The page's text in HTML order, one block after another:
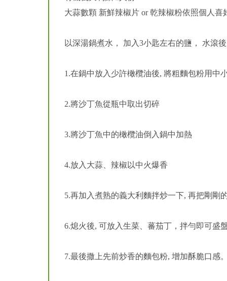
大蒜數顆 新鮮辣椒片 or 乾辣椒粉依照個人
以深湯鍋煮水， 加入3小匙左右的鹽， 水滾
1.在鍋中放入少許橄欖油後, 將粗麵包粉用中
2.將沙丁魚從瓶中取出切碎
3.將沙丁魚中的橄欖油倒入鍋中加熱
4.放入大蒜、辣椒以中火爆香
5.再加入煮熟的義大利麵拌炒一下, 再把剛剛
6.熄火後, 可放入生菜、蕃茄丁，拌勻即可盛
7.最後撒上先前炒香的麵包粉, 增加酥脆口感